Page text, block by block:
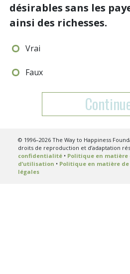
désirables sans les
ainsi des richesses.
Vrai
Faux
© 1996–2026 The Way to Happiness
droits de reproduction et d’adaptation
confidentialité• Politique en matière
d’utilisation • Politique en matière de
légales